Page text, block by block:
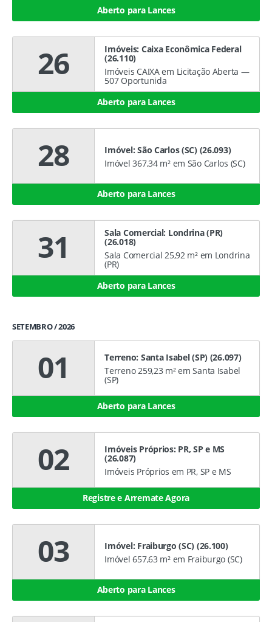
Aberto para Lances
26 Imóveis: Caixa Econômica Federal
(26.110)
Imóveis CAIXA em Licitação Aberta —
507 Oportunida
Aberto para Lances
28
Imóvel: São Carlos (SC) (26.093)
Imóvel 367,34 m² em São Carlos (SC)
Aberto para Lances
31 Sala Comercial: Londrina (PR)
(26.018)
Sala Comercial 25,92 m² em Londrina
(PR)
Aberto para Lances
SETEMBRO / 2026
01
Terreno: Santa Isabel (SP) (26.097)
Terreno 259,23 m² em Santa Isabel
(SP)
Aberto para Lances
02 Imóveis Próprios: PR, SP e MS
(26.087)
Imóveis Próprios em PR, SP e MS
Registre e Arremate Agora
03
Imóvel: Fraiburgo (SC) (26.100)
Imóvel 657,63 m² em Fraiburgo (SC)
Aberto para Lances